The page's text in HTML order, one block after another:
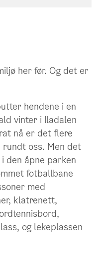
her før. Og det er
hendene i en
vinter i Iladalen
nå er det flere
oss. Men det
den åpne parken
fotballbane
med
klatrenett,
og lekeplassen